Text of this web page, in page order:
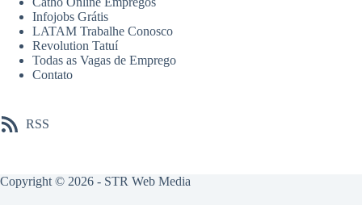
Infojobs Grátis
LATAM Trabalhe Conosco
Revolution Tatuí
Todas as Vagas de Emprego
Contato
RSS
Copyright © 2026 - STR Web Media